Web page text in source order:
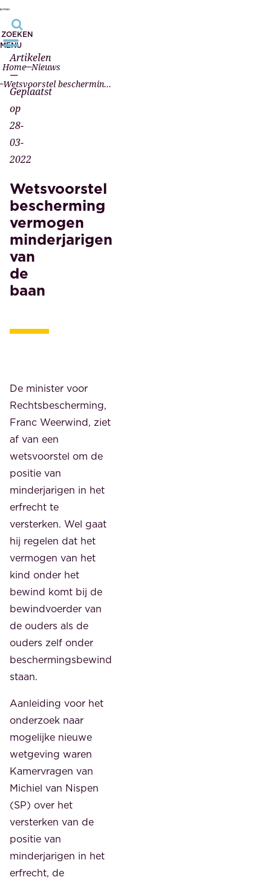
ZOEKEN
MENU
Home Nieuws
Wetsvoorstel bescherming vermogen minderjarigen van de baan
Artikelen
—
Geplaatst
op
28-
03-
2022
Wetsvoorstel
bescherming
vermogen
minderjarigen
van
de
baan
De minister voor
Rechtsbescherming,
Franc Weerwind, ziet
af van een
wetsvoorstel om de
positie van
minderjarigen in het
erfrecht te
versterken. Wel gaat
hij regelen dat het
vermogen van het
kind onder het
bewind komt bij de
bewindvoerder van
de ouders als de
ouders zelf onder
beschermingsbewind
staan.
Aanleiding voor het
onderzoek naar
mogelijke nieuwe
wetgeving waren
Kamervragen van
Michiel van Nispen
(SP) over het
versterken van de
positie van
minderjarigen in het
erfrecht, de